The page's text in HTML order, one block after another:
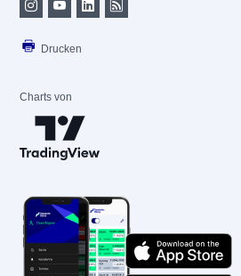
Drucken
Charts von